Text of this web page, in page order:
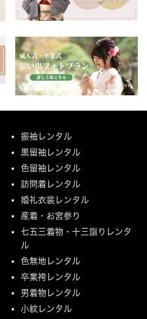
振袖レンタル
黒留袖レンタル
色留袖レンタル
訪問着レンタル
婚礼衣装レンタル
産着・お宮参り
七五三着物・十三詣りレンタ
ル
色無地レンタル
卒業袴レンタル
男着物レンタル
小紋レンタル